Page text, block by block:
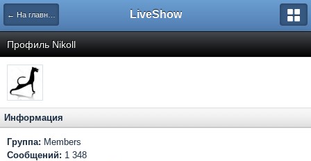
← На главную LiveShow
Профиль Nikoll
Информация
Группа: Members
Сообщений: 1 348